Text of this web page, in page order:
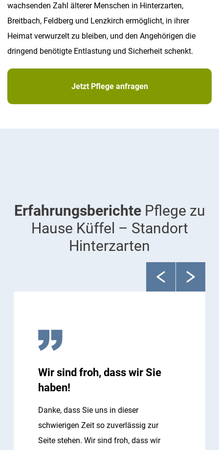
wachsenden Zahl älterer Menschen in Hinterzarten,
Breitbach, Feldberg und Lenzkirch ermöglicht, in ihrer
Heimat verwurzelt zu bleiben, und den Angehörigen die
dringend benötigte Entlastung und Sicherheit schenkt.
Jetzt Pflege anfragen
ErfahrungsberichtePflege zu
Hause Küffel – Standort
Hinterzarten
Wir sind froh, dass wir Sie
haben!
Danke, dass Sie uns in dieser
schwierigen Zeit so zuverlässig zur
Seite stehen. Wir sind froh, dass wir